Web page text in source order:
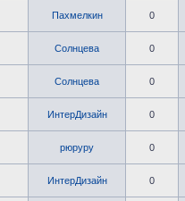
Пахмелкин 0
Солнцева 0
Солнцева 0
ИнтерДизайн 0
рюруру 0
ИнтерДизайн 0